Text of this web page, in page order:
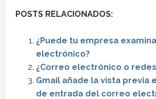
POSTS RELACIONADOS:
¿Puede tu empresa
electrónico?
¿Correo electrónico o
Gmail añade la vista previa
de entrada del correo